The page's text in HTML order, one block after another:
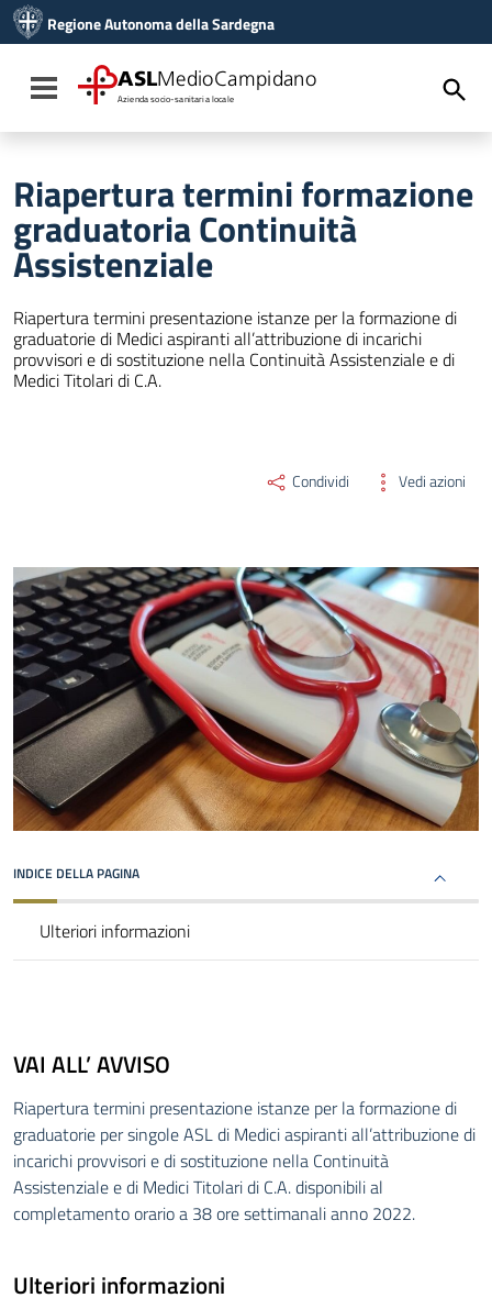
Vai al menu di navigazione
Vai al footer
Regione Autonoma della Sardegna
Toggle navigation
ASLMedioCampidano
Azienda socio-sanitaria locale
Riapertura termini formazione
graduatoria Continuità
Assistenziale
Riapertura termini presentazione istanze per la formazione di
graduatorie di Medici aspiranti all’attribuzione di incarichi
provvisori e di sostituzione nella Continuità Assistenziale e di
Medici Titolari di C.A.
Condividi Vedi azioni
INDICE DELLA PAGINA
Ulteriori informazioni
VAI ALL’ AVVISO
Riapertura termini presentazione istanze per la formazione di
graduatorie per singole ASL di Medici aspiranti all’attribuzione di
incarichi provvisori e di sostituzione nella Continuità
Assistenziale e di Medici Titolari di C.A. disponibili al
completamento orario a 38 ore settimanali anno 2022.
Ulteriori informazioni